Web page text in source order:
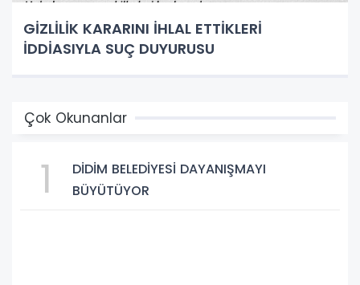
GİZLİLİK KARARINI İHLAL ETTİKLERİ
İDDİASIYLA SUÇ DUYURUSU
Çok Okunanlar
1
DİDİM BELEDİYESİ DAYANIŞMAYI
BÜYÜTÜYOR